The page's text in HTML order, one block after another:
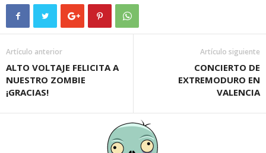
Artículo anterior
ALTO VOLTAJE FELICITA A
NUESTRO ZOMBIE
¡GRACIAS!
Artículo siguiente
CONCIERTO DE
EXTREMODURO EN
VALENCIA